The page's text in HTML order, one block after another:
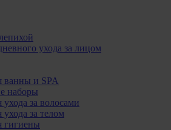
ухода за лицом
ванны и SPA
наборы
за волосами
за телом
гигиены